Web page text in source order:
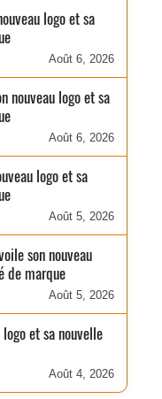
logo et sa
Août 6, 2026
nouveau logo et sa
Août 6, 2026
logo et sa
Août 5, 2026
son nouveau
de marque
Août 5, 2026
et sa nouvelle
Août 4, 2026